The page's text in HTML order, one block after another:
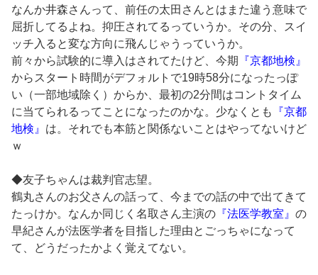
なんか井森さんって、前任の太田さんとはまた違う意味で
屈折してるよね。抑圧されてるっていうか。その分、スイ
ッチ入ると変な方向に飛んじゃうっていうか。
前々から試験的に導入はされてたけど、今期
『京都地検』
からスタート時間がデフォルトで19時58分になったっぽ
い（一部地域除く）からか、最初の2分間はコントタイム
に当てられるってことになったのかな。少なくとも
『京都
地検』 は。それでも本筋と関係ないことはやってないけど
ｗ
◆友子ちゃんは裁判官志望。
鶴丸さんのお父さんの話って、今までの話の中で出てきて
たっけか。なんか同じく名取さん主演の 『法医学教室』 の
早紀さんが法医学者を目指した理由とごっちゃになって
て、どうだったかよく覚えてない。